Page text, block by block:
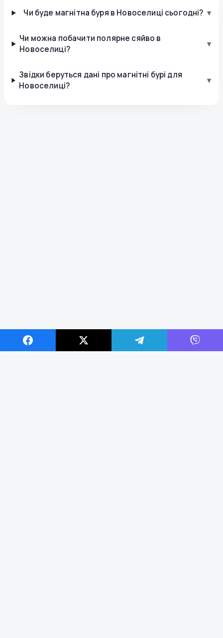
Чи буде магнітна буря в Новоселиці сьогодні? ▾
Чи можна побачити полярне сяйво в
Новоселиці?
▾
Звідки беруться дані про магнітні бурі для
Новоселиці?
▾